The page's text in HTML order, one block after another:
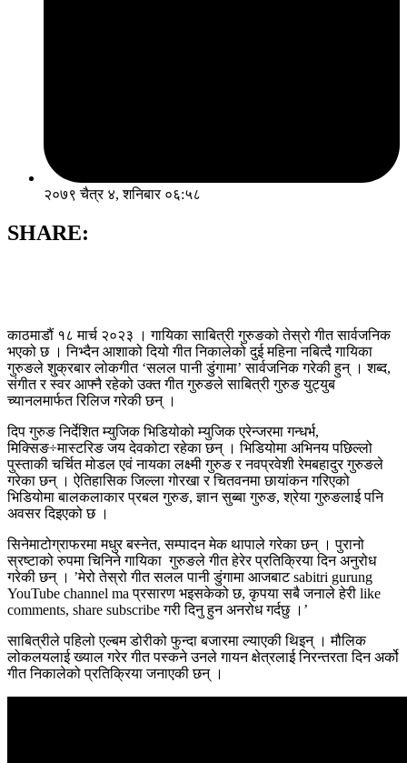
२०७९ चैत्र ४, शनिबार ०६:५८
SHARE:
काठमाडौं १८ मार्च २०२३ । गायिका साबित्री गुरुङको तेस्रो गीत सार्वजनिक
भएको छ । निभ्दैन आशाको दियो गीत निकालेको दुई महिना नबित्दै गायिका
गुरुङले शु्क्रबार लोकगीत ‘सलल पानी डुंगामा’ सार्वजनिक गरेकी हुन् । शब्द,
संगीत र स्वर आफ्नै रहेको उक्त गीत गुरुङले साबित्री गुरुङ युट्युब
च्यानलमार्फत रिलिज गरेकी छन् ।
दिप गुरुङ निर्देशित म्युजिक भिडियोको म्युजिक एरेन्जरमा गन्धर्भ,
मिक्सिङ÷मास्टरिङ जय देवकोटा रहेका छन् । भिडियोमा अभिनय पछिल्लो
पुस्ताकी चर्चित मोडल एवं नायका लक्ष्मी गुरुङ र नवप्रवेशी रेमबहादुर गुरुङले
गरेका छन् । ऐतिहासिक जिल्ला गोरखा र चितवनमा छायांकन गरिएको
भिडियोमा बालकलाकार प्रबल गुरुङ, ज्ञान सुब्बा गुरुङ, श्रेया गुरुङलाई पनि
अवसर दिइएको छ ।
सिनेमाटोग्राफरमा मधुर बस्नेत, सम्पादन मेक थापाले गरेका छन् । पुरानो
स्रष्टाको रुपमा चिनिने गायिका गुरुङले गीत हेरेर प्रतिक्रिया दिन अनुरोध
गरेकी छन् । ’मेरो तेस्रो गीत सलल पानी डुंगामा आजबाट sabitri gurung
YouTube channel ma प्रसारण भइसकेको छ, कृपया सबै जनाले हेरी like
comments, share subscribe गरी दिनु हुन अनरोध गर्दछु ।’
साबित्रीले पहिलो एल्बम डोरीको फुन्दा बजारमा ल्याएकी थिइन् । मौलिक
लोकलयलाई ख्याल गरेर गीत पस्कने उनले गायन क्षेत्रलाई निरन्तरता दिन अर्को
गीत निकालेको प्रतिक्रिया जनाएकी छन् ।